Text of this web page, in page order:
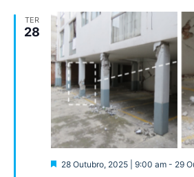
TER
28
Destaque
28 Outubro, 2025 | 9:00 am- 29